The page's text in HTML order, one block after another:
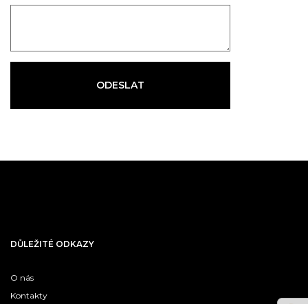
ODESLAT
DŮLEŽITÉ ODKAZY
O nás
Kontakty